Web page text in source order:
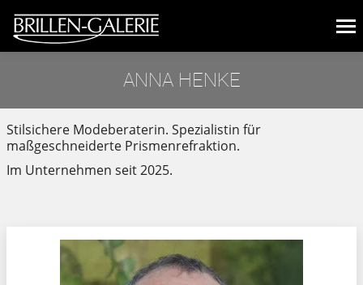
ANNA HENKE
Stilsichere Modeberaterin. Spezialistin für
maßgeschneiderte Prismenrefraktion.
Im Unternehmen seit 2025.